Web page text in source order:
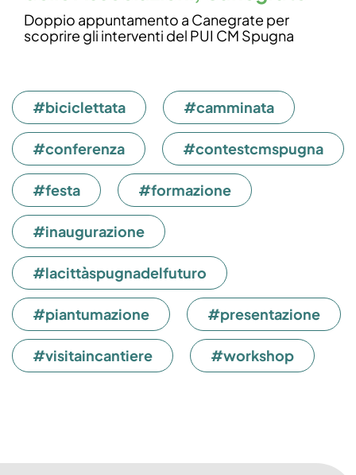
Doppio appuntamento a Canegrate per
scoprire gli interventi del PUI CM Spugna
#biciclettata #camminata
#conferenza #contestcmspugna
#festa #formazione
#inaugurazione
#lacittàspugnadelfuturo
#piantumazione #presentazione
#visitaincantiere #workshop